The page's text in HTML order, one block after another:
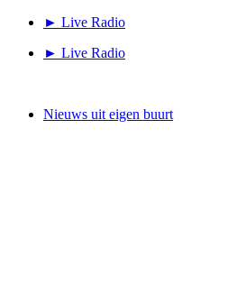
► Live Radio
► Live Radio
Nieuws uit eigen buurt